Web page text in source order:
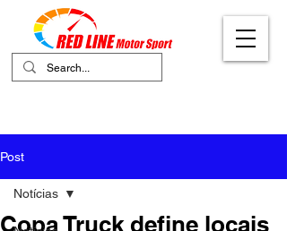
Post
Notícias
Copa Truck define locais